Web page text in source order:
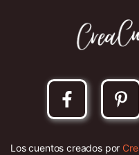
Los cuentos creados por